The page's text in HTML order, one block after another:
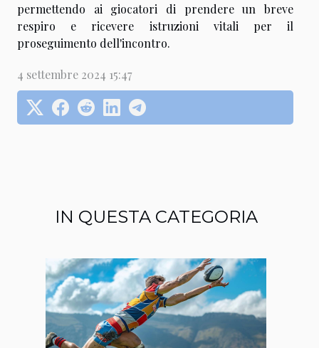
permettendo ai giocatori di prendere un breve
respiro e ricevere istruzioni vitali per il
proseguimento dell'incontro.
4 settembre 2024 15:47
IN QUESTA CATEGORIA